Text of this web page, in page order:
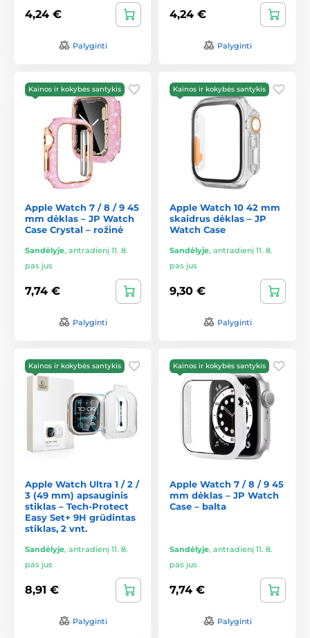
4,24 €
Palyginti
4,24 €
Palyginti
Kainos ir kokybės santykis
Apple Watch 7 / 8 / 9 45
mm dėklas – JP Watch
Case Crystal – rožinė
Sandėlyje, antradienį 11. 8.
pas jus
7,74 €
Palyginti
Kainos ir kokybės santykis
Apple Watch 10 42 mm
skaidrus dėklas – JP
Watch Case
Sandėlyje, antradienį 11. 8.
pas jus
9,30 €
Palyginti
Kainos ir kokybės santykis
Apple Watch Ultra 1 / 2 /
3 (49 mm) apsauginis
stiklas – Tech-Protect
Easy Set+ 9H grūdintas
stiklas, 2 vnt.
Sandėlyje, antradienį 11. 8.
pas jus
8,91 €
Palyginti
Kainos ir kokybės santykis
Apple Watch 7 / 8 / 9 45
mm dėklas – JP Watch
Case – balta
Sandėlyje, antradienį 11. 8.
pas jus
7,74 €
Palyginti